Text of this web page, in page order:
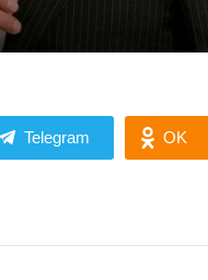
Telegram OK